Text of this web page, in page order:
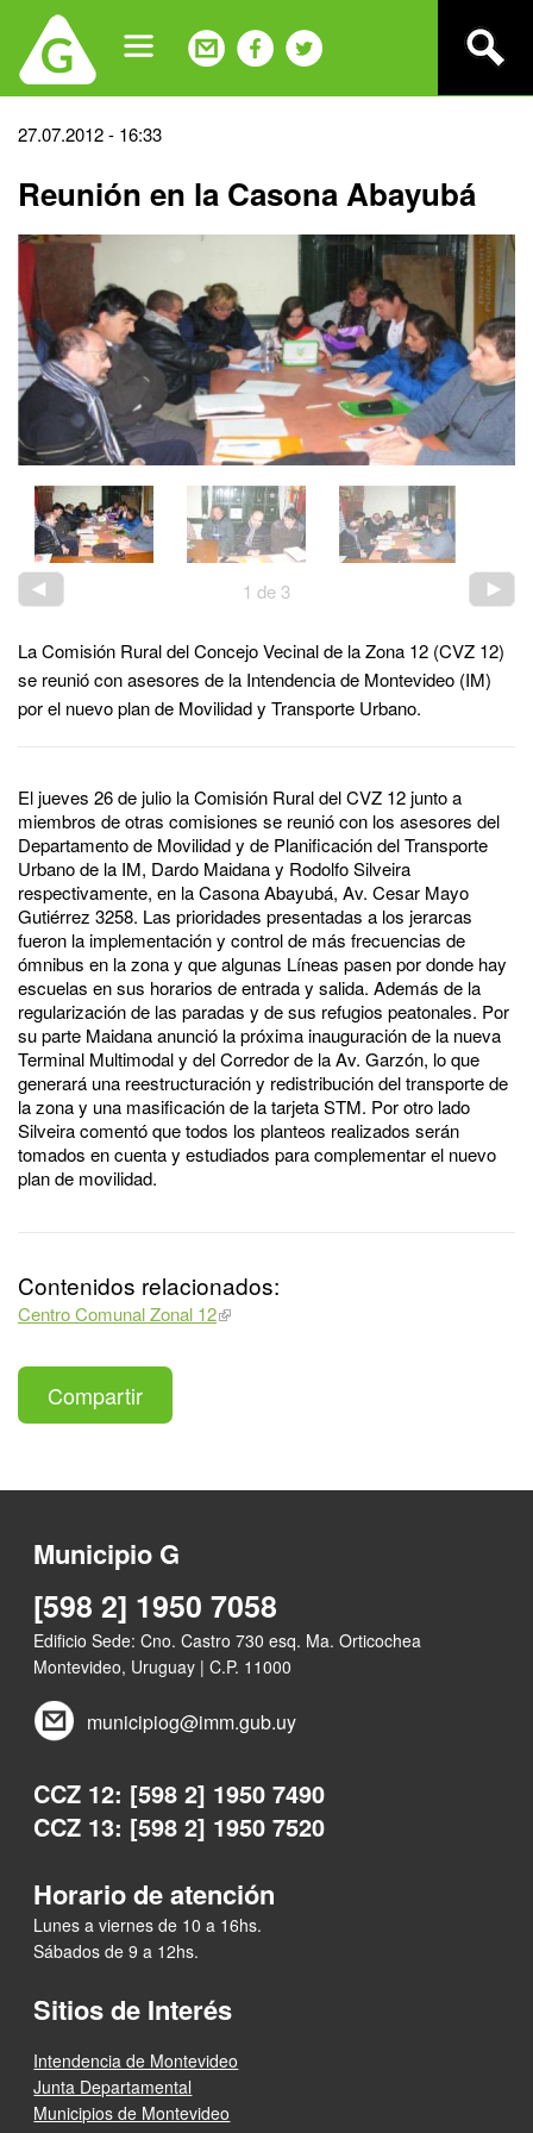
navigation
Back
top
27.07.2012 - 16:33
Reunión en la Casona Abayubá
1 de 3
La Comisión Rural del Concejo Vecinal de la Zona 12 (CVZ 12)
se reunió con asesores de la Intendencia de Montevideo (IM)
por el nuevo plan de Movilidad y Transporte Urbano.
El jueves 26 de julio la Comisión Rural del CVZ 12 junto a
miembros de otras comisiones se reunió con los asesores del
Departamento de Movilidad y de Planificación del Transporte
Urbano de la IM, Dardo Maidana y Rodolfo Silveira
respectivamente, en la Casona Abayubá, Av. Cesar Mayo
Gutiérrez 3258. Las prioridades presentadas a los jerarcas
fueron la implementación y control de más frecuencias de
ómnibus en la zona y que algunas Líneas pasen por donde hay
escuelas en sus horarios de entrada y salida. Además de la
regularización de las paradas y de sus refugios peatonales. Por
su parte Maidana anunció la próxima inauguración de la nueva
Terminal Multimodal y del Corredor de la Av. Garzón, lo que
generará una reestructuración y redistribución del transporte de
la zona y una masificación de la tarjeta STM. Por otro lado
Silveira comentó que todos los planteos realizados serán
tomados en cuenta y estudiados para complementar el nuevo
plan de movilidad.
Contenidos relacionados:
Centro Comunal Zonal 12
Compartir
Municipio G
[598 2] 1950 7058
Edificio Sede: Cno. Castro 730 esq. Ma. Orticochea
Montevideo, Uruguay | C.P. 11000
municipiog@imm.gub.uy
CCZ 12: [598 2] 1950 7490
CCZ 13: [598 2] 1950 7520
Horario de atención
Lunes a viernes de 10 a 16hs.
Sábados de 9 a 12hs.
Sitios de Interés
Intendencia de Montevideo
Junta Departamental
Municipios de Montevideo